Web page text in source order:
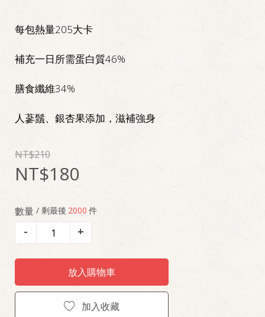
每包熱量205大卡
補充一日所需蛋白質46%
膳食纖維34%
人蔘鬚、銀杏果添加，滋補強身
210
180
數量 / 剩最後 2000 件
- +
放入購物車
加入收藏